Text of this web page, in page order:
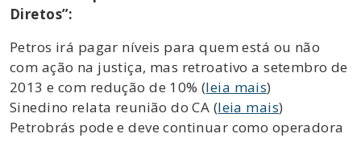
Diretos”:
Petros irá pagar níveis para quem está ou não
com ação na justiça, mas retroativo a setembro de
2013 e com redução de 10% (leia mais)
Sinedino relata reunião do CA (leia mais)
Petrobrás pode e deve continuar como operadora